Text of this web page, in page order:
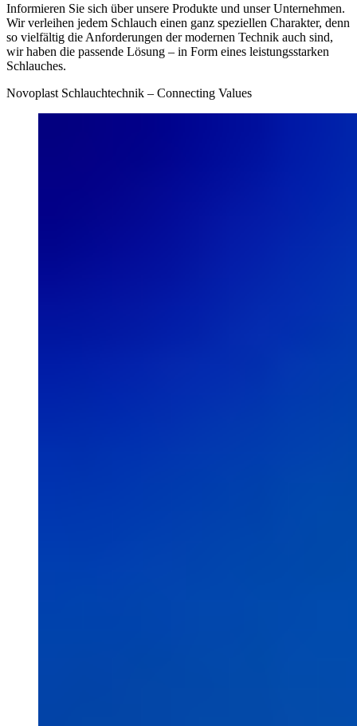
Informieren Sie sich über unsere Produkte und unser Unternehmen.
Wir verleihen jedem Schlauch einen ganz speziellen Charakter, denn
so vielfältig die Anforderungen der modernen Technik auch sind,
wir haben die passende Lösung – in Form eines leistungsstarken
Schlauches.
Novoplast Schlauchtechnik – Connecting Values